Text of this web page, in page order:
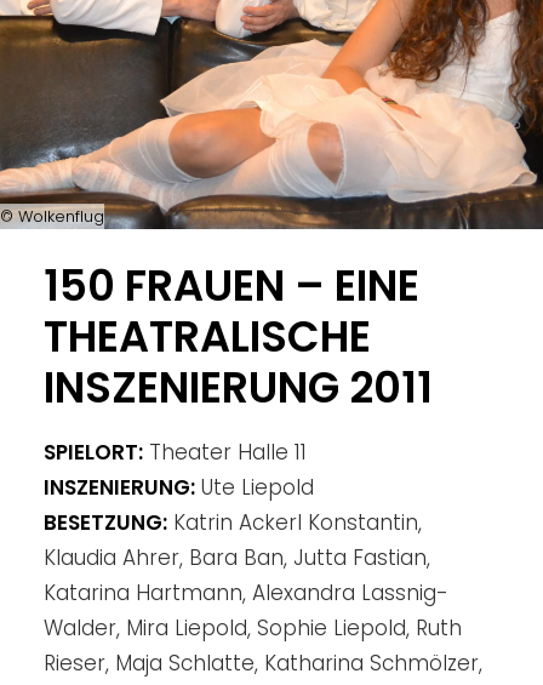
Tickets
© Wolkenflug
150 FRAUEN – EINE
THEATRALISCHE
INSZENIERUNG 2011
SPIELORT: Theater Halle 11
INSZENIERUNG: Ute Liepold
BESETZUNG: Katrin Ackerl Konstantin,
Klaudia Ahrer, Bara Ban, Jutta Fastian,
Katarina Hartmann, Alexandra Lassnig-
Walder, Mira Liepold, Sophie Liepold, Ruth
Rieser, Maja Schlatte, Katharina Schmölzer,